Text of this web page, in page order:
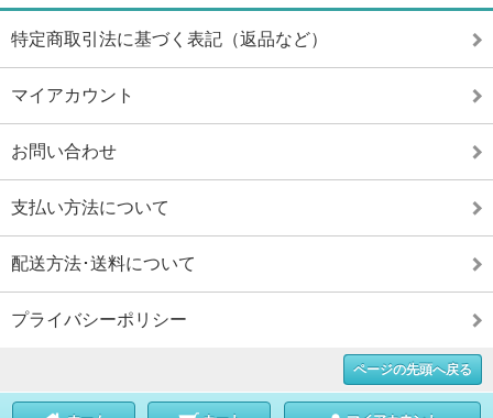
特定商取引法に基づく表記（返品など）
マイアカウント
お問い合わせ
支払い方法について
配送方法･送料について
プライバシーポリシー
ページの先頭へ戻る